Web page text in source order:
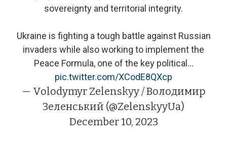
sovereignty and territorial integrity.
Ukraine is fighting a tough battle against Russian
invaders while also working to implement the
Peace Formula, one of the key political…
pic.twitter.com/XCodE8QXcp
— Volodymyr Zelenskyy / Володимир
Зеленський (@ZelenskyyUa)
December 10, 2023